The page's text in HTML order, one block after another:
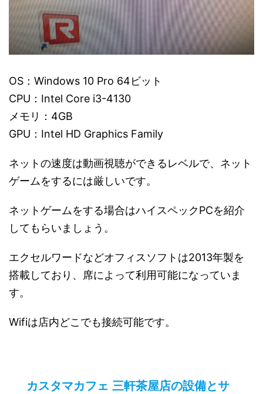
OS：Windows 10 Pro 64ビット
CPU：Intel Core i3-4130
メモリ：4GB
GPU：Intel HD Graphics Family
ネットの速度は動画視聴ができるレベルで、ネット
ゲームをするには厳しいです。
ネットゲームをする場合はハイスペックPCを紹介
してもらいましょう。
エクセルワードなどオフィスソフトは2013年製を
搭載しており、席によって利用可能になっていま
す。
Wifiは店内どこでも接続可能です。
カスタマカフェ 三軒茶屋店の設備とサ